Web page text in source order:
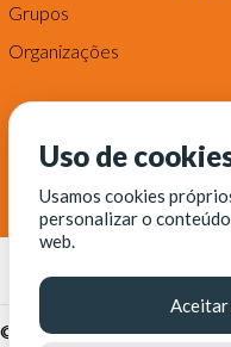
Grupos
Organizações
© Fortaleza Digital ||
Uso de
Usamos cookies
personalizar o
web.
Aceitar